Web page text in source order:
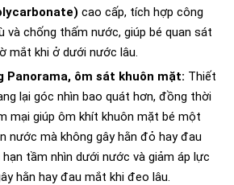
cao cấp, tích hợp công
và chống thấm nước, giúp bé quan sát
mắt khi ở dưới nước lâu.
Panorama, ôm sát khuôn mặt: Thiết
lại góc nhìn bao quát hơn, đồng thời
mại giúp ôm khít khuôn mặt bé một
nước mà không gây hằn đỏ hay đau
tầm nhìn dưới nước và giảm áp lực
hằn hay đau mắt khi đeo lâu.